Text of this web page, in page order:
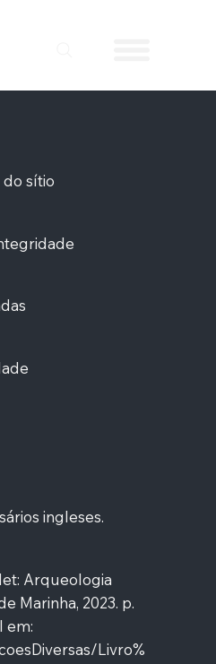
ingleses.
Arqueologia
Marinha, 2023. p.
em:
Livro%
sítio